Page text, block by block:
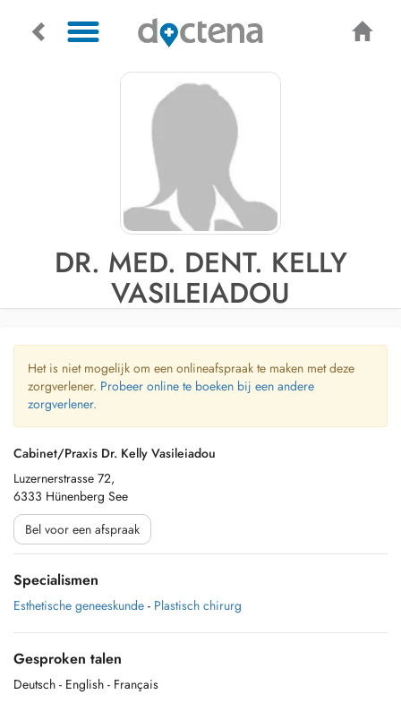
DR. MED. DENT. KELLY
VASILEIADOU
Het is niet mogelijk om een onlineafspraak te maken met deze
zorgverlener. Probeer online te boeken bij een andere
zorgverlener.
Cabinet/Praxis Dr. Kelly Vasileiadou
Luzernerstrasse 72,
6333 Hünenberg See
Bel voor een afspraak
Specialismen
Esthetische geneeskunde - Plastisch chirurg
Gesproken talen
Deutsch - English - Français